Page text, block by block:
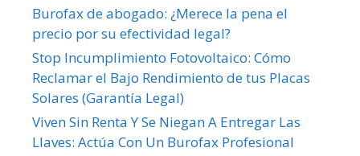
Burofax de abogado: ¿Merece la pena el
precio por su efectividad legal?
Stop Incumplimiento Fotovoltaico: Cómo
Reclamar el Bajo Rendimiento de tus Placas
Solares (Garantía Legal)
Viven Sin Renta Y Se Niegan A Entregar Las
Llaves: Actúa Con Un Burofax Profesional